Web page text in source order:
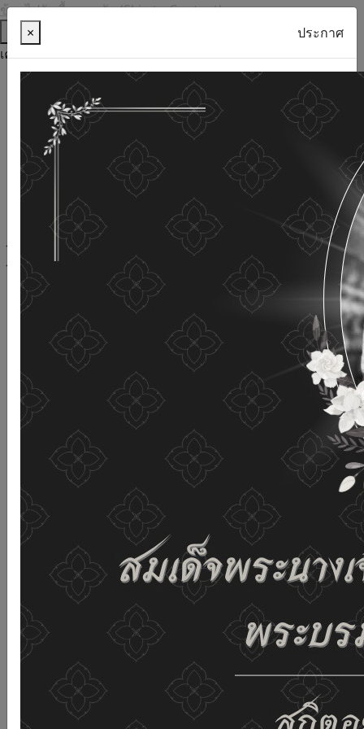
ข้ามไปยังเนื้อหาหลัก (Skip to Content)
ช่วยเหลือ
เครื่องมือการเข้าถึง
ภาษาไทย
ภาษาอังกฤษ
เพิ่มขนาดตัวอักษร
ลดขนาดตัวอักษร
ขนาดตัวอักษรปกติ
ความคมชัดสูง
ความคมชัดเชิงลบ
ความคมชัดปกติ
เปิดอ่านด้วยเสียง
ปิดอ่านด้วยเสียง
ผังเว็บไซต์
เว็บไซต์นี้ใช้คุกกี้ (Cookies)
กรมกิจการผู้สูงอายุ
ให้ความสำคัญต่อข้อมูลส่วนบุคคลของ
ท่าน เพื่อการพัฒนาและปรับปรุงเว็บไซต์ หากท่านใช้บริการ
เว็บไซต์นี้โดยไม่มีการปรับตั้งค่าใดๆ แสดงว่าท่านยินยอมที่จะ
รับคุกกี้บนเว็บไซต์ และนโยบายสิทธิส่วนบุคคลของเรา
ดูรายละเอียด ยอมรับทั้งหมด
02-659-6811 saraban@dop.mail.go.th
เปลี่ยนการแสดงผล
ก-ก
× ประกาศ